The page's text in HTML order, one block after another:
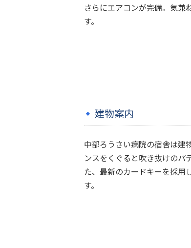
さらにエアコンが完備。気兼
す。
建物案内
中部ろうさい病院の宿舎は建
ンスをくぐると吹き抜けのパ
た、最新のカードキーを採用
す。